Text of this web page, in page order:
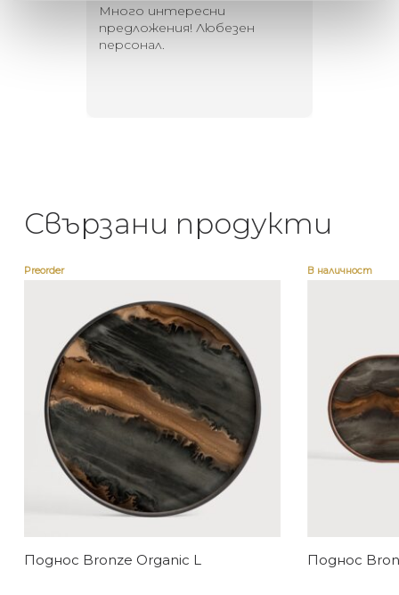
Много интересни
предложения! Любезен
персонал.
Свързани продукти
Preorder
Поднос Bronze Organic L
В наличност
Поднос